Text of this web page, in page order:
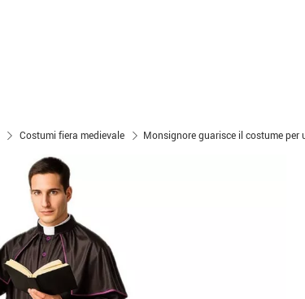
Costumi fiera medievale Monsignore guarisce il costume per